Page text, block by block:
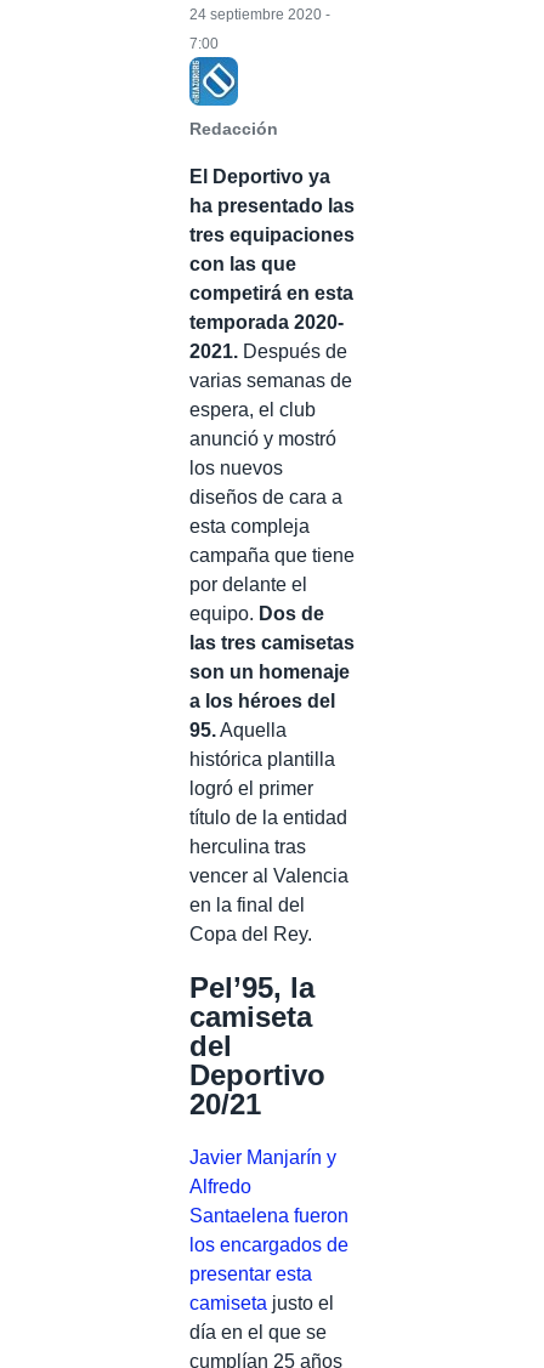
Redacción
24 septiembre 2020 -
7:00
El Deportivo ya
ha presentado las
tres equipaciones
con las que
competirá en esta
temporada 2020-
2021. Después de
varias semanas de
espera, el club
anunció y mostró
los nuevos
diseños de cara a
esta compleja
campaña que tiene
por delante el
equipo. Dos de
las tres camisetas
son un homenaje
a los héroes del
95.Aquella
histórica plantilla
logró el primer
título de la entidad
herculina tras
vencer al Valencia
en la final del
Copa del Rey.
Pel’95, la
camiseta
del
Deportivo
20/21
Javier Manjarín y
Alfredo
Santaelena fueron
los encargados de
presentar esta
camiseta justo el
día en el que se
cumplían 25 años